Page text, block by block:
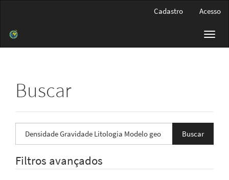
Barra
Cadastro Acesso
Buscar
termo
Filtros avançados